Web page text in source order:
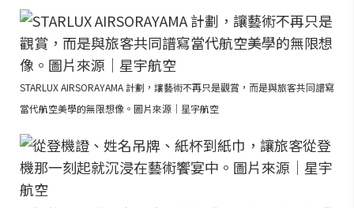
STARLUX AIRSORAYAMA 計劃，讓藝術不再只是觀賞，而是與旅客共同譜寫
當代航空美學的無限想像。圖片來源｜星宇航空